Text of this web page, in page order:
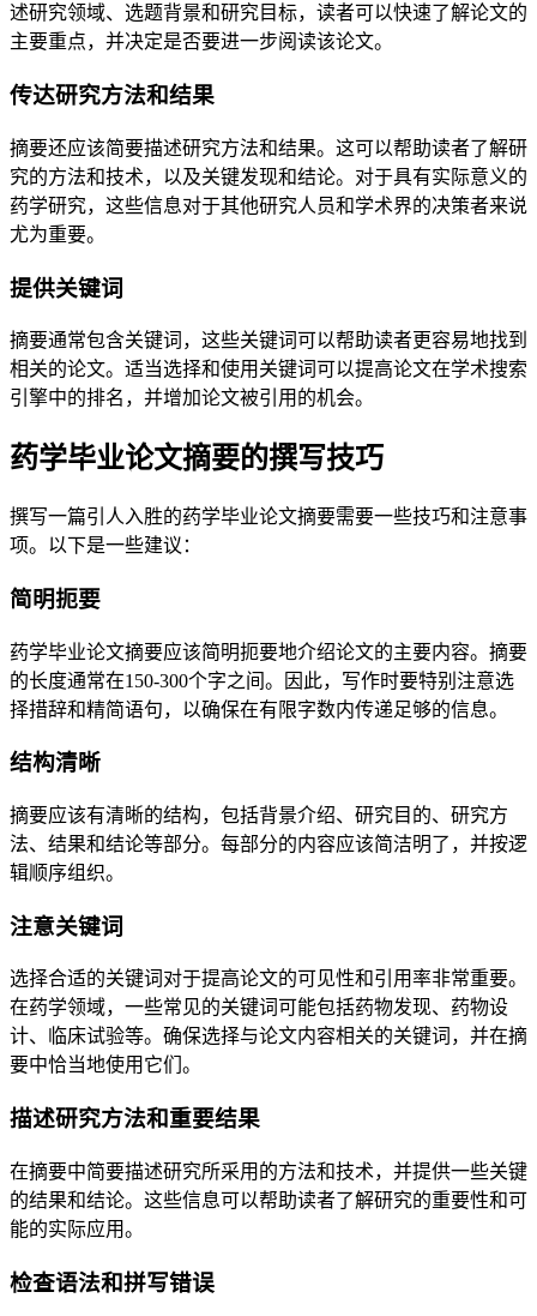
述研究领域、选题背景和研究目标，读者可以快速了解论文的
主要重点，并决定是否要进一步阅读该论文。
传达研究方法和结果
摘要还应该简要描述研究方法和结果。这可以帮助读者了解研
究的方法和技术，以及关键发现和结论。对于具有实际意义的
药学研究，这些信息对于其他研究人员和学术界的决策者来说
尤为重要。
提供关键词
摘要通常包含关键词，这些关键词可以帮助读者更容易地找到
相关的论文。适当选择和使用关键词可以提高论文在学术搜索
引擎中的排名，并增加论文被引用的机会。
药学毕业论文摘要的撰写技巧
撰写一篇引人入胜的药学毕业论文摘要需要一些技巧和注意事
项。以下是一些建议：
简明扼要
药学毕业论文摘要应该简明扼要地介绍论文的主要内容。摘要
的长度通常在150-300个字之间。因此，写作时要特别注意选
择措辞和精简语句，以确保在有限字数内传递足够的信息。
结构清晰
摘要应该有清晰的结构，包括背景介绍、研究目的、研究方
法、结果和结论等部分。每部分的内容应该简洁明了，并按逻
辑顺序组织。
注意关键词
选择合适的关键词对于提高论文的可见性和引用率非常重要。
在药学领域，一些常见的关键词可能包括药物发现、药物设
计、临床试验等。确保选择与论文内容相关的关键词，并在摘
要中恰当地使用它们。
描述研究方法和重要结果
在摘要中简要描述研究所采用的方法和技术，并提供一些关键
的结果和结论。这些信息可以帮助读者了解研究的重要性和可
能的实际应用。
检查语法和拼写错误